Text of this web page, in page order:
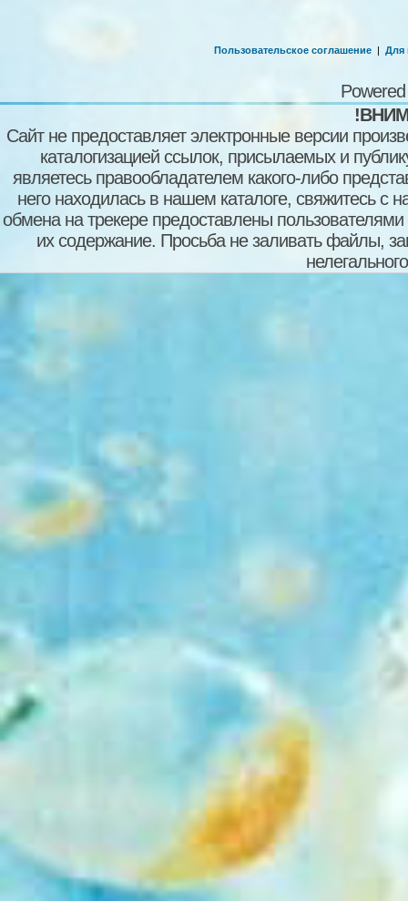
Пользовательское соглашение | Для
Сайт не предоставляет электронные версии
каталогизацией ссылок, присылаемых и
являетесь правообладателем какого-либо
него находилась в нашем каталоге, свяжитесь
обмена на трекере предоставлены пользователями
их содержание. Просьба не заливать файлы,